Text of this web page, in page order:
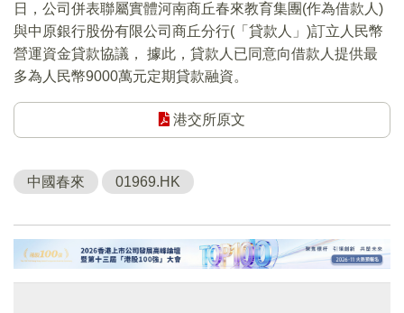
日，公司併表聯屬實體河南商丘春來教育集團(作為借款人)
與中原銀行股份有限公司商丘分行(「貸款人」)訂立人民幣
營運資金貸款協議， 據此，貸款人已同意向借款人提供最
多為人民幣9000萬元定期貸款融資。
港交所原文
中國春來 01969.HK